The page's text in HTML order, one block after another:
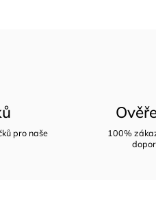
pro naše
100%